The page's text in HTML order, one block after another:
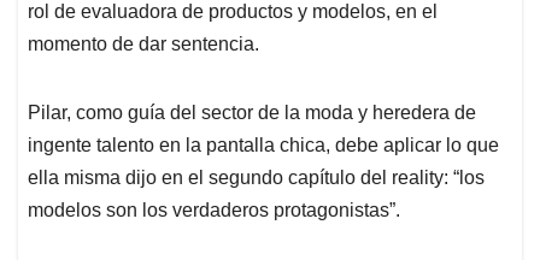
rol de evaluadora de productos y modelos, en el
momento de dar sentencia.
Pilar, como guía del sector de la moda y heredera de
ingente talento en la pantalla chica, debe aplicar lo que
ella misma dijo en el segundo capítulo del reality: “los
modelos son los verdaderos protagonistas”.